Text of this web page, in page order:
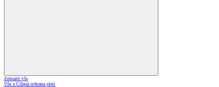
Zobrazit vše
Vše z Cílená ochrana pleti